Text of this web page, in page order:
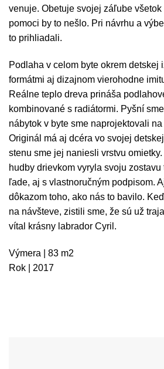
venuje. Obetuje svojej záľube
pomoci by to nešlo. Pri návrhu a
to prihliadali.
Podlaha v celom byte okrem detskej
formátmi aj dizajnom vierohodne
Reálne teplo dreva prináša
kombinované s radiátormi. Pyšní
nábytok v byte sme naprojektovali
Originál má aj dcéra vo svojej
stenu sme jej naniesli vrstvu
hudby drievkom vyryla svoju
ľade, aj s vlastnoručným podpisom.
dôkazom toho, ako nás to bavilo.
na návšteve, zistili sme, že sú už
vítal krásny labrador Cyril.
Výmera | 83 m2
Rok | 2017